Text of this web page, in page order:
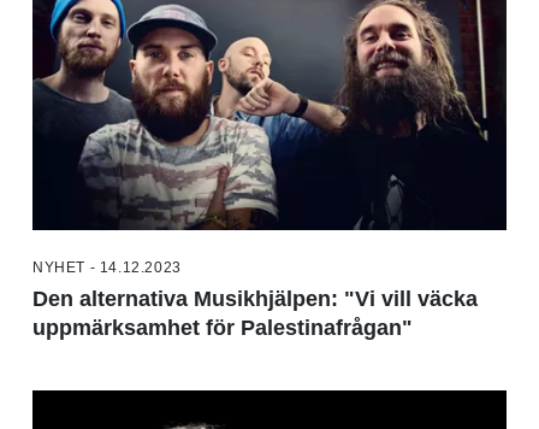
NYHET - 14.12.2023
Den alternativa Musikhjälpen: "Vi vill väcka
uppmärksamhet för Palestinafrågan"